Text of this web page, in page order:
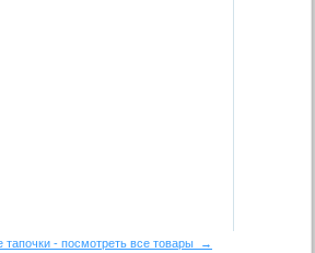
тапочки - посмотреть все товары →